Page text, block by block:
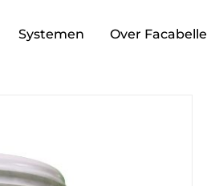
Systemen Over Facabelle